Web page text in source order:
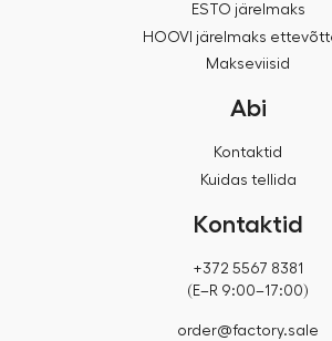
ESTO järelmaks
HOOVI järelmaks
Makseviisid
Abi
Kontaktid
Kuidas tellida
Kontaktid
+372 5567 8381
(E–R 9:00–17:00)
order@factory.sale